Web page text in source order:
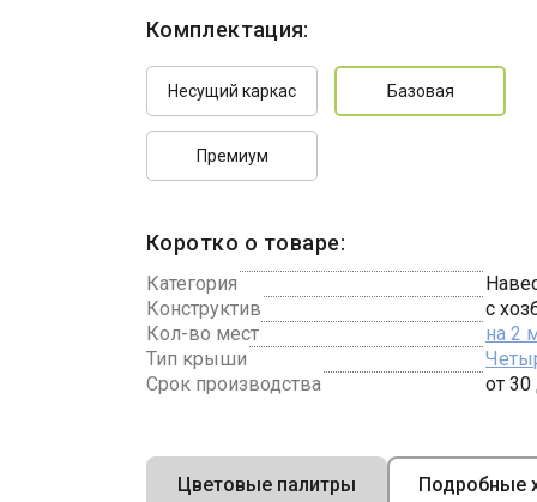
Комплектация:
Несущий каркас Базовая
Премиум
Коротко о товаре:
Категория
Конструктив
с
Кол-во мест
на 2
Тип крыши
Срок производства
от
Цветовые палитры Подробные